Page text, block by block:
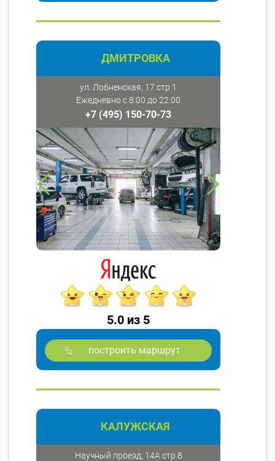
ДМИТРОВКА
ул. Лобненская, 17 стр 1
Ежедневно с 8:00 до 22:00
+7 (495) 150-70-73
5.0 из 5
построить маршрут
КАЛУЖСКАЯ
Научный проезд, 14А стр.8